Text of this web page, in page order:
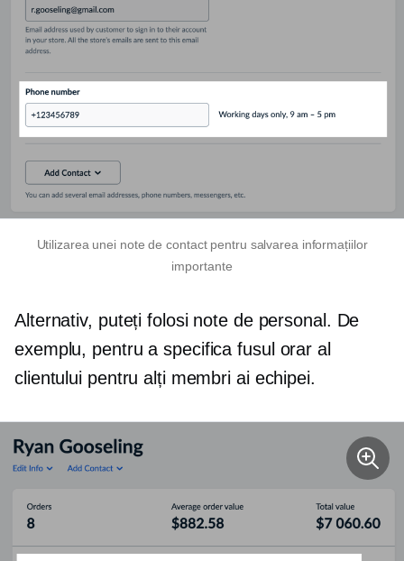
Utilizarea unei note de contact pentru salvarea informațiilor
importante
Alternativ, puteți folosi note de personal. De
exemplu, pentru a specifica fusul orar al
clientului pentru alți membri ai echipei.